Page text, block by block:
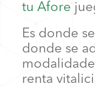
tu Afore
Es donde
donde se
renta